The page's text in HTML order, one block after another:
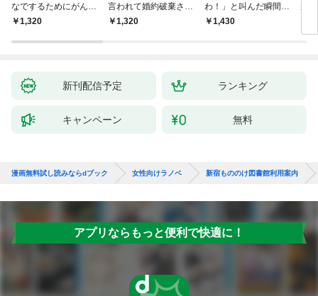
なでするためにがんば
ってます。 ： 1
1,320
言われて婚約破棄され
たので、復縁を迫られ
1,320
わ！」と叫んだ瞬間、
前世を思い出しました
1,430
が
家
新刊配信予定 ランキング
キャンペーン 無料
漫画無料試し読みならdブック 女性向けラノベ 新宿もののけ図書館利用案内
アプリならもっと便利で快適に！